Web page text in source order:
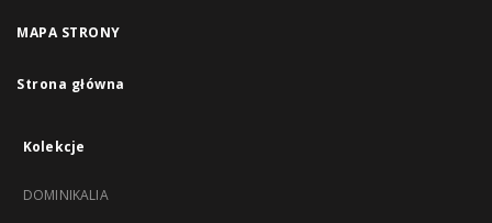
MAPA STRONY
Strona główna
Kolekcje
DOMINIKALIA